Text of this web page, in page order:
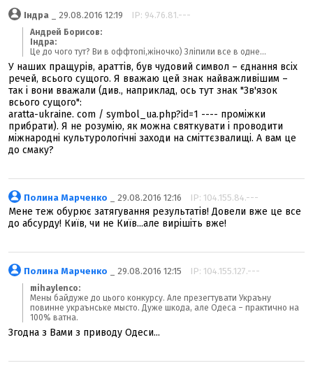
Індра _ 29.08.2016 12:19 IP: 94.76.81.---
Андрей Борисов:
Індра:
Це до чого тут? Ви в оффтопі,жіночко) Зліпили все в одне...
У наших пращурів, араттів, був чудовий символ – єднання всіх
речей, всього сущого. Я вважаю цей знак найважливішим –
так і вони вважали (див., наприклад, ось тут знак "Зв'язок
всього сущого":
aratta-ukraine. com / symbol_ua.php?id=1 ---- проміжки
прибрати). Я не розумію, як можна святкувати і проводити
міжнародні культурологічні заходи на сміттєзвалищі. А вам це
до смаку?
Полина Марченко _ 29.08.2016 12:16 IP: 104.155.84.---
Мене теж обурює затягування результатів! Довели вже це все
до абсурду! Київ, чи не Київ...але вирішіть вже!
Полина Марченко _ 29.08.2016 12:15 IP: 104.155.127.---
mihaylenco:
Мены байдуже до цього конкурсу. Але презегтувати Украъну
повинне украънське мысто. Дуже шкода, але Одеса – практично на
100% ватна.
Згодна з Вами з приводу Одеси...